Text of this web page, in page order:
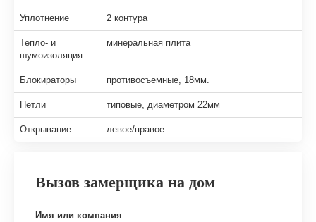
Уплотнение 2 контура
Тепло- и
шумоизоляция
минеральная плита
Блокираторы противосъемные, 18мм.
Петли типовые, диаметром 22мм
Открывание левое/правое
Вызов замерщика на дом
Имя или компания